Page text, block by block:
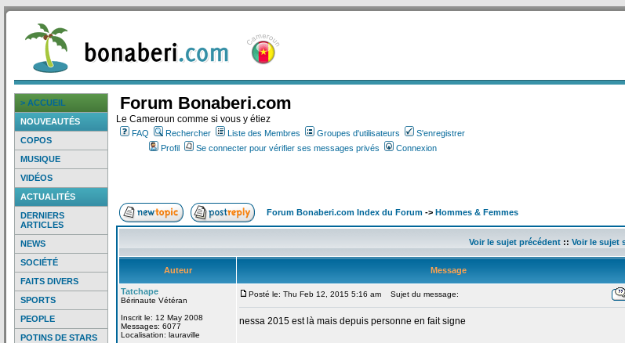
> ACCUEIL
NOUVEAUTÉS
COPOS
MUSIQUE
VIDÉOS
ACTUALITÉS
DERNIERS
ARTICLES
NEWS
SOCIÉTÉ
FAITS DIVERS
SPORTS
PEOPLE
POTINS DE STARS
Forum Bonaberi.com
Le Cameroun comme si vous y étiez
FAQ Rechercher Liste des Membres Groupes d'utilisateurs
S'enregistrer
Profil
Se connecter pour vérifier ses messages privés Connexion
Forum Bonaberi.com Index du Forum -> Hommes & Femmes
Voir le sujet précédent :: Voir le sujet
Auteur Message
Tatchape
Bérinaute Vétéran
Inscrit le: 12 May 2008
Messages: 6077
Localisation: lauraville
Posté le: Thu Feb 12, 2015 5:16 am Sujet du message:
nessa 2015 est là mais depuis personne en fait signe